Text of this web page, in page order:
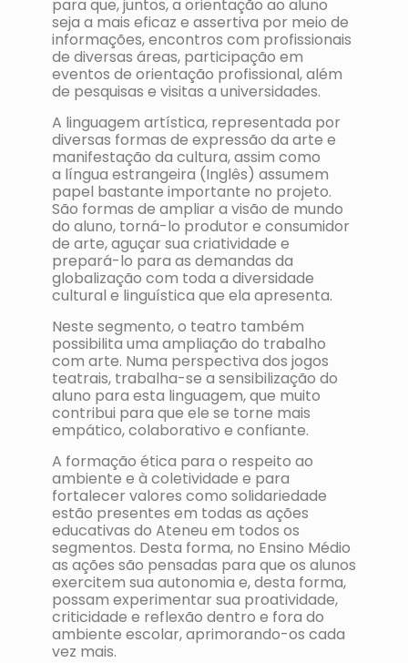
para que, juntos, a orientação ao aluno
seja a mais eficaz e assertiva por meio de
informações, encontros com profissionais
de diversas áreas, participação em
eventos de orientação profissional, além
de pesquisas e visitas a universidades.
A linguagem artística, representada por
diversas formas de expressão da arte e
manifestação da cultura, assim como
a língua estrangeira (Inglês) assumem
papel bastante importante no projeto.
São formas de ampliar a visão de mundo
do aluno, torná-lo produtor e consumidor
de arte, aguçar sua criatividade e
prepará-lo para as demandas da
globalização com toda a diversidade
cultural e linguística que ela apresenta.
Neste segmento, o teatro também
possibilita uma ampliação do trabalho
com arte. Numa perspectiva dos jogos
teatrais, trabalha-se a sensibilização do
aluno para esta linguagem, que muito
contribui para que ele se torne mais
empático, colaborativo e confiante.
A formação ética para o respeito ao
ambiente e à coletividade e para
fortalecer valores como solidariedade
estão presentes em todas as ações
educativas do Ateneu em todos os
segmentos. Desta forma, no Ensino Médio
as ações são pensadas para que os alunos
exercitem sua autonomia e, desta forma,
possam experimentar sua proatividade,
criticidade e reflexão dentro e fora do
ambiente escolar, aprimorando-os cada
vez mais.